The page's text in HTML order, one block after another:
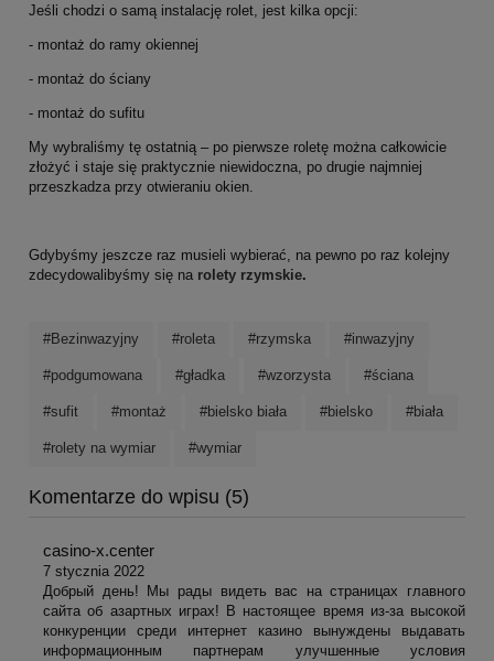
Jeśli chodzi o samą instalację rolet, jest kilka opcji:
- montaż do ramy okiennej
- montaż do ściany
- montaż do sufitu
My wybraliśmy tę ostatnią – po pierwsze roletę można całkowicie
złożyć i staje się praktycznie niewidoczna, po drugie najmniej
przeszkadza przy otwieraniu okien.
Gdybyśmy jeszcze raz musieli wybierać, na pewno po raz kolejny
zdecydowalibyśmy się na rolety rzymskie.
#Bezinwazyjny #roleta #rzymska #inwazyjny
#podgumowana #gładka #wzorzysta #ściana
#sufit #montaż #bielsko biała #bielsko #biała
#rolety na wymiar #wymiar
Komentarze do wpisu (5)
casino-x.center
7 stycznia 2022
Добрый день! Мы рады видеть вас на страницах главного
сайта об азартных играх! В настоящее время из-за высокой
конкуренции среди интернет казино вынуждены выдавать
информационным партнерам улучшенные условия